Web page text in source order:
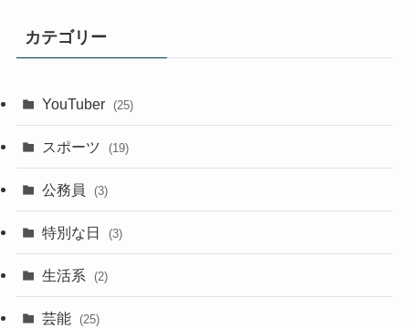
カテゴリー
YouTuber (25)
スポーツ (19)
公務員 (3)
特別な日 (3)
生活系 (2)
芸能 (25)